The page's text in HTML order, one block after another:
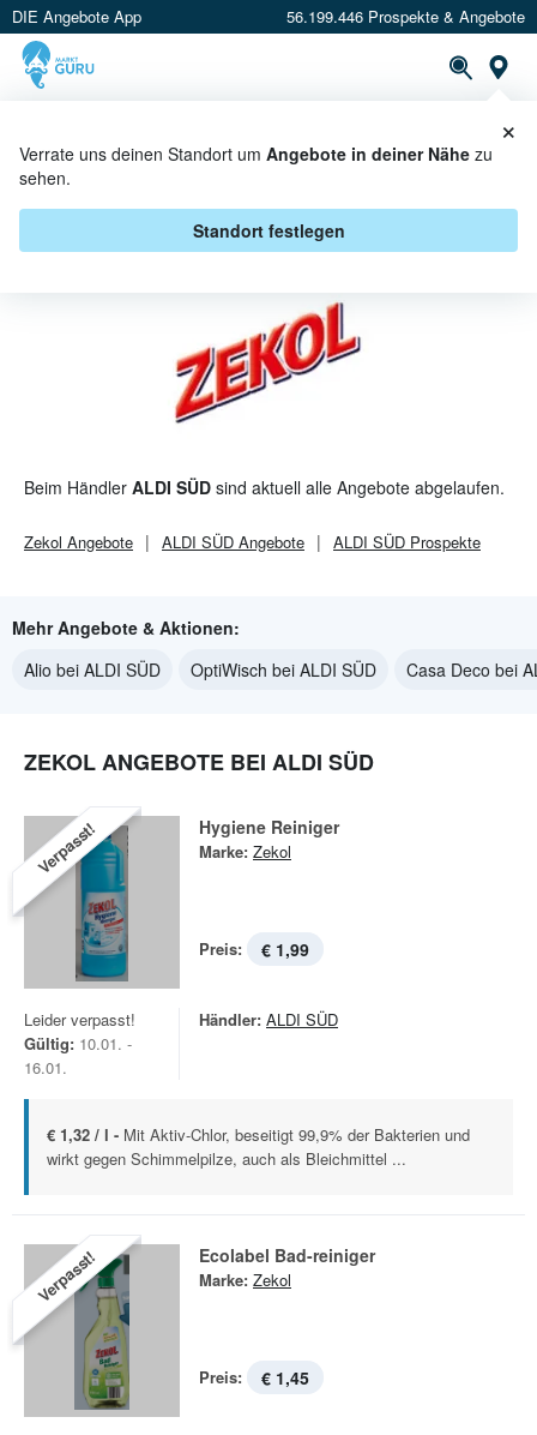
DIE Angebote App 56.199.446 Prospekte & Angebote
Verrate uns deinen Standort um Angebote in deiner Nähe zu
sehen.
Standort festlegen
×
ZEKOL BEI ALDI SÜD - ANGEBOTE
& AKTIONEN
Beim Händler ALDI SÜD sind aktuell alle Angebote abgelaufen.
Zekol Angebote ALDI SÜD Angebote ALDI SÜD Prospekte
Mehr Angebote & Aktionen:
Alio bei ALDI SÜD
OptiWisch bei ALDI SÜD Casa Deco bei
ZEKOL ANGEBOTE BEI ALDI SÜD
Verpasst! Hygiene Reiniger
Marke: Zekol
Preis: € 1,99
Leider verpasst!
Gültig: 10.01. -
16.01.
Händler: ALDI SÜD
€ 1,32 / l - Mit Aktiv-Chlor, beseitigt 99,9% der Bakterien und
wirkt gegen Schimmelpilze, auch als Bleichmittel ...
Verpasst! Ecolabel Bad-reiniger
Marke: Zekol
Preis: € 1,45